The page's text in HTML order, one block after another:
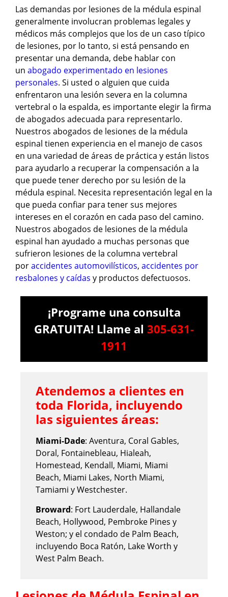
Las demandas por lesiones de la médula espinal
generalmente involucran problemas legales y
médicos más complejos que los de un caso típico
de lesiones, por lo tanto, si está pensando en
presentar una demanda, debe hablar con
un abogado experimentado en lesiones
personales. Si usted o alguien que cuida
enfrentaron una lesión severa en la columna
vertebral o la espalda, es importante elegir la firma
de abogados adecuada para representarlo.
Nuestros abogados de lesiones de la médula
espinal tienen experiencia en el manejo de casos
en una variedad de áreas de práctica y están listos
para ayudarlo a recuperar la compensación a la
que puede tener derecho por su lesión de la
médula espinal. Necesita representación legal en la
que pueda confiar para tener sus mejores
intereses en el corazón en cada paso del camino.
Nuestros abogados de lesiones de la médula
espinal han ayudado a muchas personas que
sufrieron lesiones de la columna vertebral
poraccidentes automovilísticos, accidentes por
resbalones y caídas y productos defectuosos.
¡Programe una consulta
GRATUITA! Llame al 305-631-
1911
Atendemos a clientes en
toda Florida, incluyendo
las siguientes áreas:
Miami-Dade: Aventura, Coral Gables,
Doral, Fontainebleau, Hialeah,
Homestead, Kendall, Miami, Miami
Beach, Miami Lakes, North Miami,
Tamiami y Westchester.
Broward: Fort Lauderdale, Hallandale
Beach, Hollywood, Pembroke Pines y
Weston; y el condado de Palm Beach,
incluyendo Boca Ratón, Lake Worth y
West Palm Beach.